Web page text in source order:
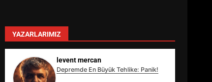
YAZARLARIMIZ
levent mercan
Depremde En Büyük Tehlike: Panik!